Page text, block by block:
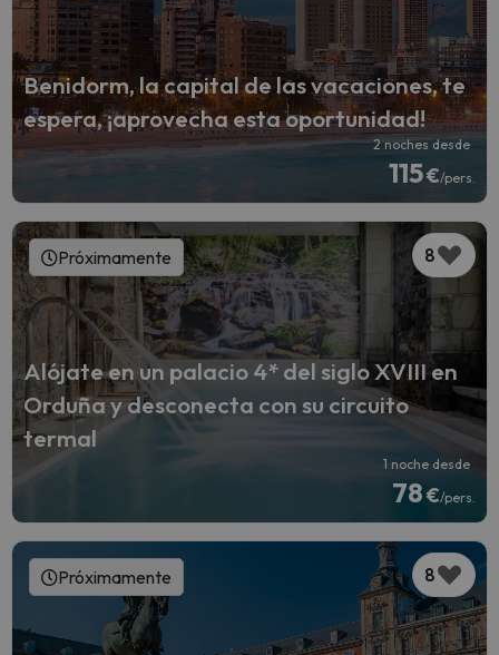
Benidorm, la capital de las vacaciones, te
espera, ¡aprovecha esta oportunidad!
2 noches desde
115€/pers.
8
Próximamente
Alójate en un palacio 4* del siglo XVIII en
Orduña y desconecta con su circuito
termal
1 noche desde
78€/pers.
8
Próximamente